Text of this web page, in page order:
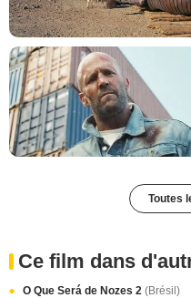
Toutes
Ce film dans
O Que Será de Nozes 2 (Brésil)